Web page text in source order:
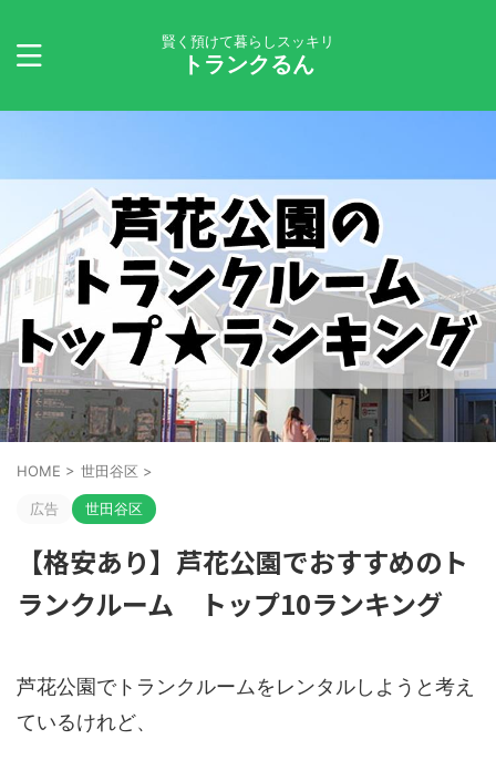
賢く預けて暮らしスッキリ
トランクるん
HOME > 世田谷区 >
広告 世田谷区
【格安あり】芦花公園でおすすめのト
ランクルーム トップ10ランキング
芦花公園でトランクルームをレンタルしようと考え
ているけれど、